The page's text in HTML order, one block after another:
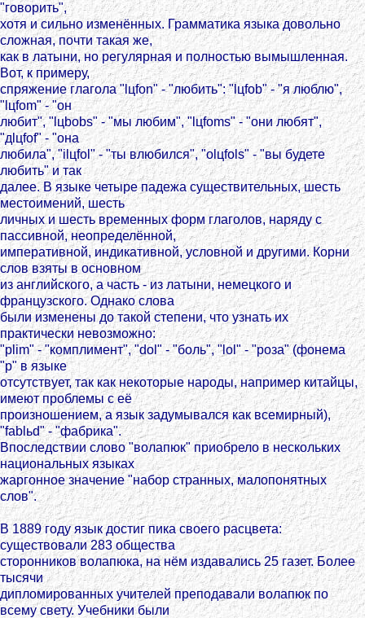
"говорить",
хотя и сильно изменённых. Грамматика языка довольно
сложная, почти такая же,
как в латыни, но регулярная и полностью вымышленная.
Вот, к примеру,
спряжение глагола "lцfon" - "любить": "lцfob" - "я люблю",
"lцfom" - "он
любит", "lцbobs" - "мы любим", "lцfoms" - "они любят",
"дlцfof" - "она
любила", "ilцfol" - "ты влюбился", "olцfols" - "вы будете
любить" и так
далее. В языке четыре падежа существительных, шесть
местоимений, шесть
личных и шесть временных форм глаголов, наряду с
пассивной, неопределённой,
императивной, индикативной, условной и другими. Корни
слов взяты в основном
из английского, а часть - из латыни, немецкого и
французского. Однако слова
были изменены до такой степени, что узнать их
практически невозможно:
"plim" - "комплимент", "dol" - "боль", "lol" - "роза" (фонема
"р" в языке
отсутствует, так как некоторые народы, например китайцы,
имеют проблемы с её
произношением, а язык задумывался как всемирный),
"fablьd" - "фабрика".
Впоследствии слово "волапюк" приобрело в нескольких
национальных языках
жаргонное значение "набор странных, малопонятных
слов".
В 1889 году язык достиг пика своего расцвета:
существовали 283 общества
сторонников волапюка, на нём издавались 25 газет. Более
тысячи
дипломированных учителей преподавали волапюк по
всему свету. Учебники были